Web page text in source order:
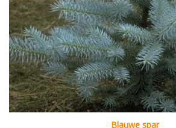
Blauwe spar